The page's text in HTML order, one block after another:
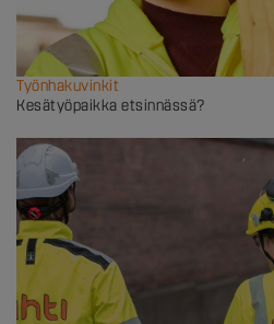
Työnhakuvinkit
Kesätyöpaikka etsinnässä?